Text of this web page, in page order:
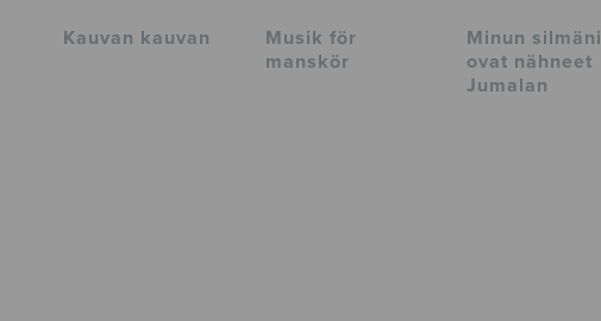
Kauvan kauvan
Musik för
manskör
Minun silmäni
ovat nähneet
Jumalan